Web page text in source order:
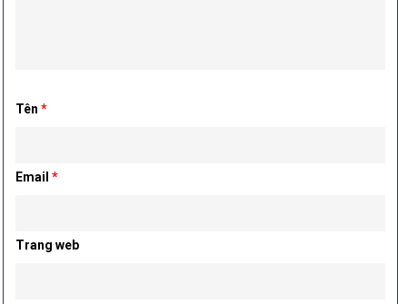
Tên*
Email*
Trang web